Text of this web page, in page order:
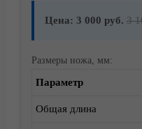
Цена: 3 000 руб. 3
Размеры ножа, мм:
Параметр
Общая длина